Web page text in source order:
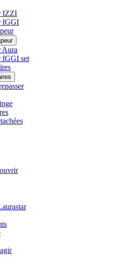
IZZI
IGGI
Aura
IGGI set